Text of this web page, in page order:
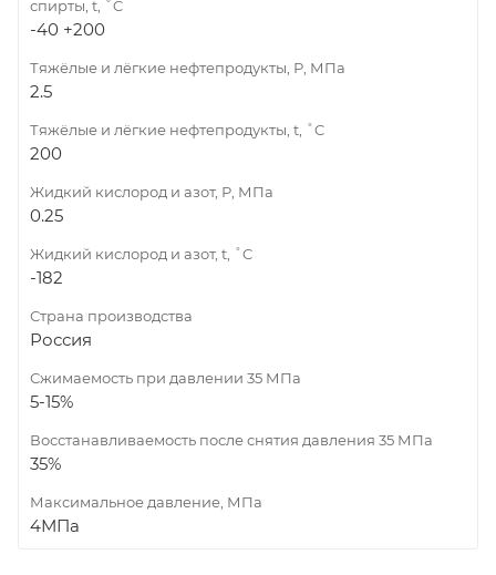
спирты, t, ˚C
-40 +200
Тяжёлые и лёгкие нефтепродукты, Р, МПа
2.5
Тяжёлые и лёгкие нефтепродукты, t, ˚C
200
Жидкий кислород и азот, Р, МПа
0.25
Жидкий кислород и азот, t, ˚C
-182
Страна производства
Россия
Сжимаемость при давлении 35 МПа
5-15%
Восстанавливаемость после снятия давления 35 МПа
35%
Максимальное давление, МПа
4МПа